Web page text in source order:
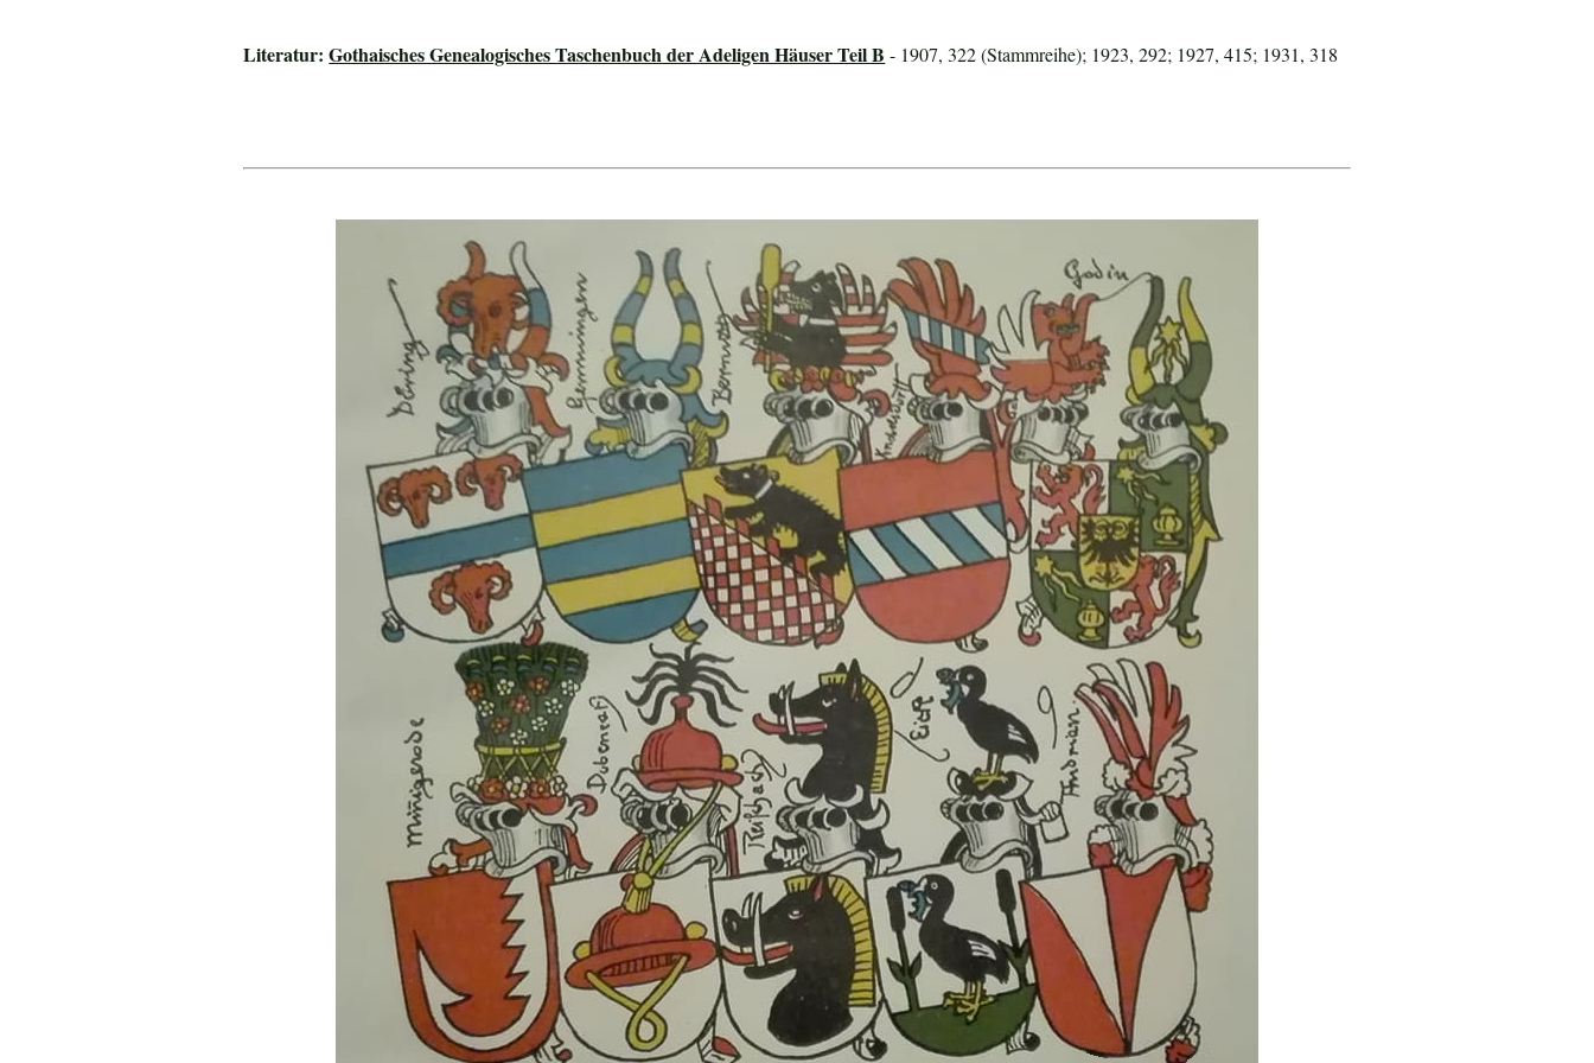
Literatur:Gothaisches Genealogisches Taschenbuch der Adeligen Häuser Teil B - 1907, 322 (Stammreihe); 1923, 292; 1927, 415; 1931, 318